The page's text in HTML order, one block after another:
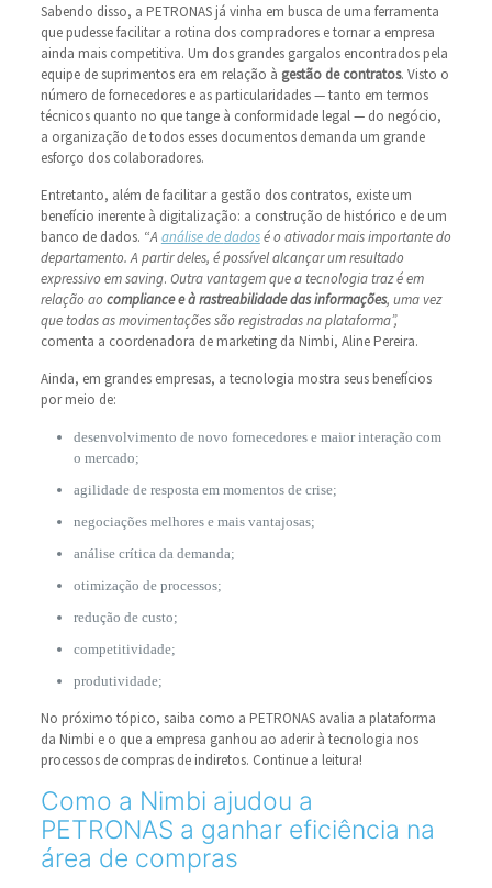
Sabendo disso, a PETRONAS já vinha em busca de uma ferramenta
que pudesse facilitar a rotina dos compradores e tornar a empresa
ainda mais competitiva. Um dos grandes gargalos encontrados pela
equipe de suprimentos era em relação à gestão de contratos. Visto o
número de fornecedores e as particularidades ― tanto em termos
técnicos quanto no que tange à conformidade legal ― do negócio,
a organização de todos esses documentos demanda um grande
esforço dos colaboradores.
Entretanto, além de facilitar a gestão dos contratos, existe um
benefício inerente à digitalização: a construção de histórico e de um
banco de dados. “A análise dedadosé o ativador mais importante do
departamento. A partir deles, é possível alcançar um resultado
expressivo emsaving. Outra vantagem que a tecnologia traz é em
relação ao compliance e à rastreabilidade das informações, uma vez
que todas as movimentações são registradas na plataforma”,
comenta a coordenadora de marketing da Nimbi, Aline Pereira.
Ainda, em grandes empresas, a tecnologia mostra seus benefícios
por meio de:
desenvolvimento de novo fornecedores e maior interação com
o mercado;
agilidade de resposta em momentos de crise;
negociações melhores e mais vantajosas;
análise crítica da demanda;
otimização de processos;
redução de custo;
competitividade;
produtividade;
No próximo tópico, saiba como a PETRONAS avalia a plataforma
da Nimbi e o que a empresa ganhou ao aderir à tecnologia nos
processos de compras de indiretos. Continue a leitura!
Como a Nimbi ajudou a
PETRONAS a ganhar eficiência na
área de compras